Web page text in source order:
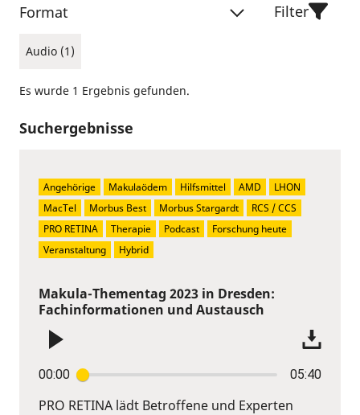
Format
Audio (1)
Filter
Es wurde 1 Ergebnis gefunden.
Suchergebnisse
Makula-Thementag 2023 in Dresden:
Fachinformationen und Austausch
00:00 05:40
PRO RETINA lädt Betroffene und Experten
Angehörige Makulaödem Hilfsmittel AMD
LHON
MacTel
Morbus Best Morbus Stargardt
RCS / CCS
PRO RETINA
Therapie Podcast
Forschung heute
Veranstaltung
Hybrid